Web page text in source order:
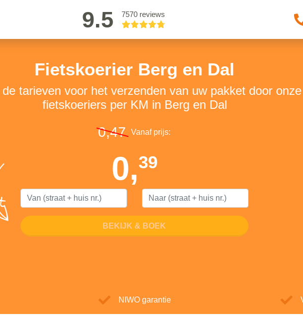
9.5 7570 reviews
Fietskoerier Berg en Dal
de tarieven voor het verzenden van uw pakket door onze
fietskoeriers per KM in Berg en Dal
0,47 Vanaf prijs:
0,39
BEKIJK & BOEK
NIWO garantie